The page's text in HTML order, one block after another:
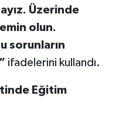
Üzerinde
olun.
sorunların
ifadelerini kullandı.
Eğitim